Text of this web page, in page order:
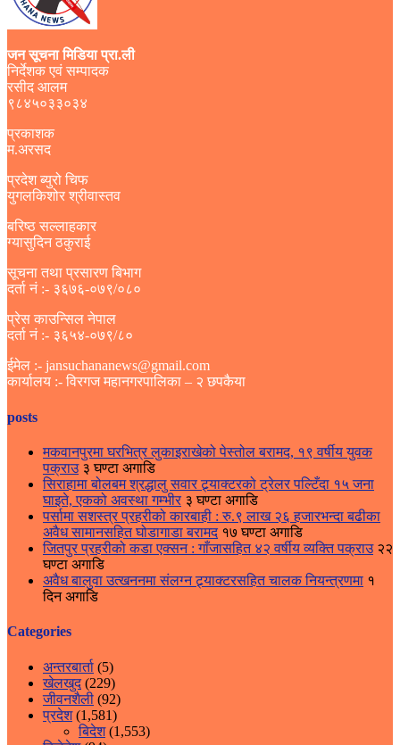
जन सूचना मिडिया प्रा.ली
निर्देशक एवं सम्पादक
रसीद आलम
९८४५०३३०३४
प्रकाशक
म.अरसद
प्रदेश ब्युरो चिफ
युगलकिशोर श्रीवास्तव
बरिष्ठ सल्लाहकार
ग्यासुदिन ठकुराई
सूचना तथा प्रसारण बिभाग
दर्ता नं :- ३६७६-०७९/०८०
प्रेस काउन्सिल नेपाल
दर्ता नं :- ३६५४-०७९/८०
ईमेल :- jansuchananews@gmail.com
कार्यालय :- विरगज महानगरपालिका – २ छपकैया
posts
मकवानपुरमा घरभित्र लुकाइराखेको पेस्तोल बरामद, १९ वर्षीय युवक
पक्राउ ३ घण्टा अगाडि
सिराहामा बोलबम श्रद्धालु सवार ट्र्याक्टरको ट्रेलर पल्टिँदा १५ जना
घाइते, एकको अवस्था गम्भीर ३ घण्टा अगाडि
पर्सामा सशस्त्र प्रहरीको कारबाही : रु.९ लाख २६ हजारभन्दा बढीका
अवैध सामानसहित घोडागाडा बरामद १७ घण्टा अगाडि
जितपुर प्रहरीको कडा एक्सन : गाँजासहित ४२ वर्षीय व्यक्ति पक्राउ २२
घण्टा अगाडि
अवैध बालुवा उत्खननमा संलग्न ट्र्याक्टरसहित चालक नियन्त्रणमा १
दिन अगाडि
Categories
अन्तरबार्ता (5)
खेलखुद(229)
जीवनशैली (92)
प्रदेश(1,581)
बिदेश(1,553)